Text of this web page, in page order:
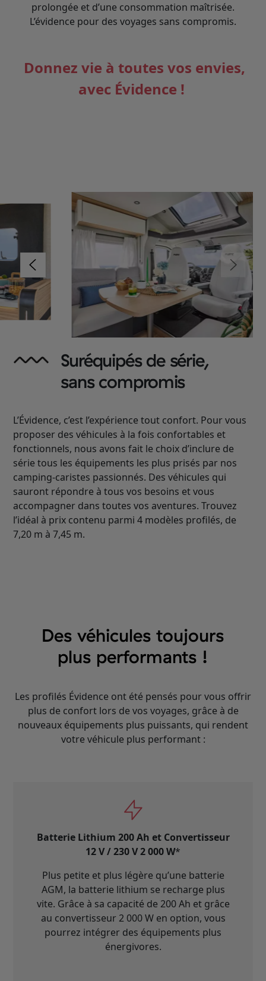
prolongée et d’une consommation maîtrisée.
L’évidence pour des voyages sans compromis.
Donnez vie à toutes vos envies,
avec Évidence !
Suréquipés de série,
sans compromis
L’Évidence, c’est l’expérience tout confort. Pour vous
proposer des véhicules à la fois confortables et
fonctionnels, nous avons fait le choix d’inclure de
série tous les équipements les plus prisés par nos
camping-caristes passionnés. Des véhicules qui
sauront répondre à tous vos besoins et vous
accompagner dans toutes vos aventures. Trouvez
l’idéal à prix contenu parmi 4 modèles profilés, de
7,20 m à 7,45 m.
Des véhicules toujours
plus performants !
Les profilés Évidence ont été pensés pour vous offrir
plus de confort lors de vos voyages, grâce à de
nouveaux équipements plus puissants, qui rendent
votre véhicule plus performant :
Batterie Lithium 200 Ah et Convertisseur
12 V / 230 V 2 000 W*
Plus petite et plus légère qu’une batterie
AGM, la batterie lithium se recharge plus
vite. Grâce à sa capacité de 200 Ah et grâce
au convertisseur 2 000 W en option, vous
pourrez intégrer des équipements plus
énergivores.